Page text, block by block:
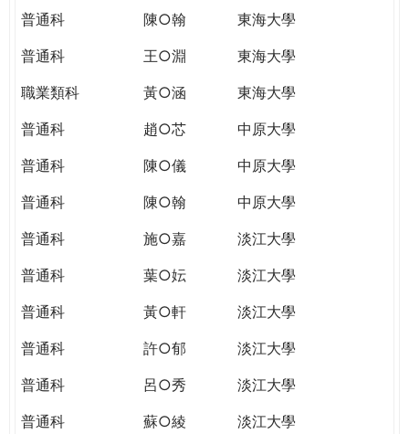
普通科
陳○翰
東海大學
普通科
王○淵
東海大學
職業類科
黃○涵
東海大學
普通科
趙○芯
中原大學
普通科
陳○儀
中原大學
普通科
陳○翰
中原大學
普通科
施○嘉
淡江大學
普通科
葉○妘
淡江大學
普通科
黃○軒
淡江大學
普通科
許○郁
淡江大學
普通科
呂○秀
淡江大學
普通科
蘇○綾
淡江大學